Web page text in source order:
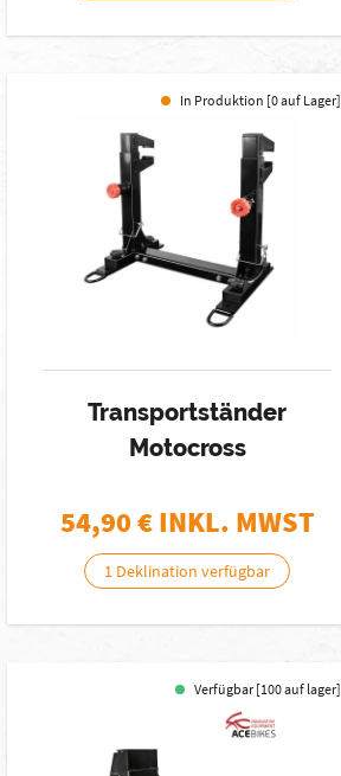
In Produktion [0 auf Lager]
Transportständer
Motocross
54,90€ INKL. MWST
1 Deklination verfügbar
Verfügbar [100 auf lager]